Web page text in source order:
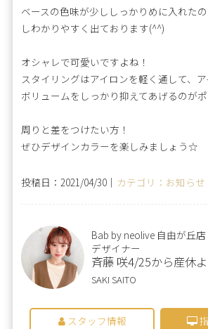
ベースの色味が少ししっかりめに入れた
しわかりやすく出ております(^^)
オシャレで可愛いですよね！
スタイリングはアイロンを軽く通して、
ボリュームをしっかり抑えてあげるのが
周りと差をつけたい方！
ぜひデザインカラーを楽しみましょう☆
投稿日：2021/04/30｜ カテゴリ：お知らせ
Bab by neolive 自由が丘店
デザイナー
斉藤 咲4/25から産休
SAKI SAITO
スタッフ情報